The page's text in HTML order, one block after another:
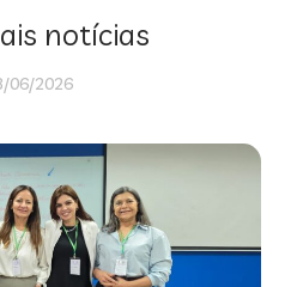
notícias
06/2026